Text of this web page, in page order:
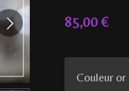
85,00 €
Couleur or